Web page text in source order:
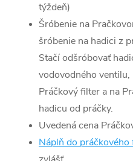
týždeň)
Šróbenie na
šróbenie na hadici z
Stačí odšróbovať
vodovodného
Práčkový filter a na
hadicu od práčky.
Uvedená cena
Náplň do práčkového